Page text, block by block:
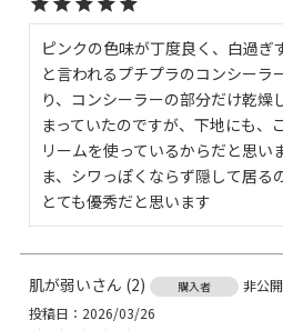
ピンクの色味が丁度良く、白過ぎ
と言われるプチプラのコンシーラ
り、コンシーラーの部分だけ乾燥
まっていたのですが、下地にも、
リームを使っているからだと思い
ま、シワっぽくならず隠して居る
とても優秀だと思います
肌が弱い 2 購入者
非公開
投稿日
2026/03/26